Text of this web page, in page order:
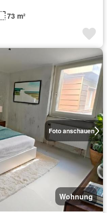
73 m²
Foto anschauen
Wohnung